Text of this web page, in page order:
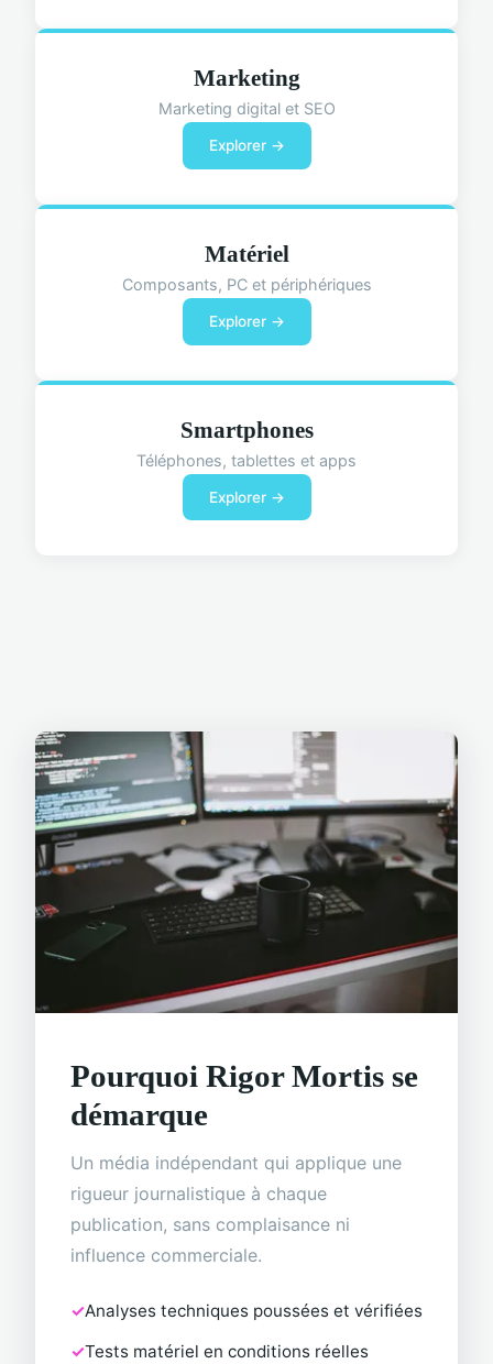
Marketing
Marketing digital et SEO
Explorer →
Matériel
Composants, PC et périphériques
Explorer →
Smartphones
Téléphones, tablettes et apps
Explorer →
Pourquoi Rigor Mortis se
démarque
Un média indépendant qui applique une
rigueur journalistique à chaque
publication, sans complaisance ni
influence commerciale.
Analyses techniques poussées et vérifiées
Tests matériel en conditions réelles